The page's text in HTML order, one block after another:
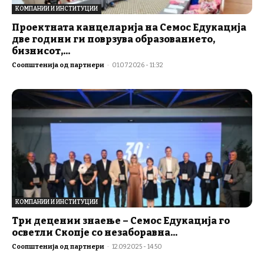
КОМПАНИИ И ИНСТИТУЦИИ
Проектната канцеларија на Семос Едукација
две години ги поврзува образованието,
бизнисот,...
Соопштенија од партнери - 01.07.2026 - 11:32
КОМПАНИИ И ИНСТИТУЦИИ
Три децении знаење – Семос Едукација го
осветли Скопје со незаборавна...
Соопштенија од партнери - 12.09.2025 - 14:50